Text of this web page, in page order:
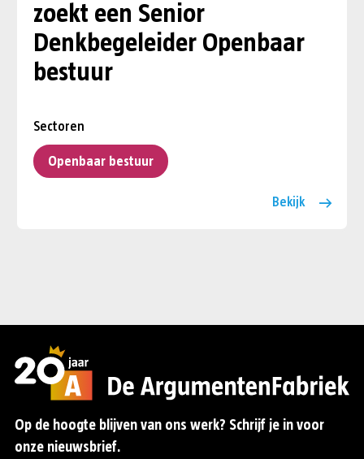
zoekt een Senior
Denkbegeleider Openbaar
bestuur
Sectoren
Openbaar bestuur
Bekijk
Op de hoogte blijven van ons werk? Schrijf je in voor
onze nieuwsbrief.